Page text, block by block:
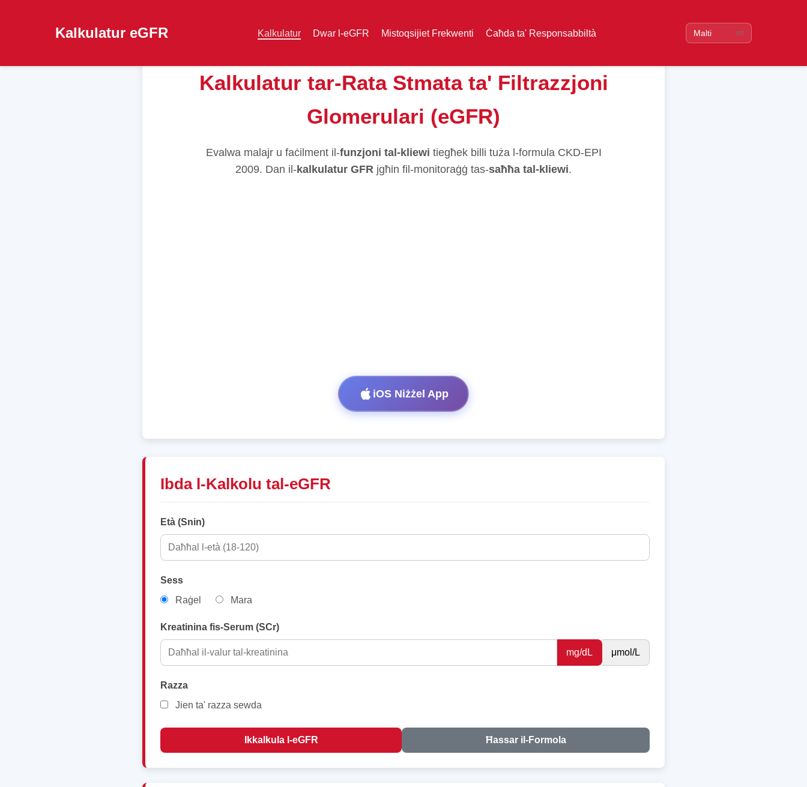
Kalkulatur eGFR Kalkulatur Dwar l-eGFR Mistoqsijiet Frekwenti Ċaħda ta' Responsabbiltà Malti mt
Kalkulatur tar-Rata Stmata ta' Filtrazzjoni
Glomerulari (eGFR)
Evalwa malajr u faċilment il-funzjoni tal-kliewi tiegħek billi tuża l-formula CKD-EPI
2009. Dan il-kalkulatur GFR jgħin fil-monitoraġġ tas-saħħa tal-kliewi.
iOS Niżżel App
Ibda l-Kalkolu tal-eGFR
Età (Snin)
Sess
Raġel
Mara
Kreatinina fis-Serum (SCr)
mg/dL μmol/L
Razza
Jien ta' razza sewda
Ikkalkula l-eGFR Ħassar il-Formola